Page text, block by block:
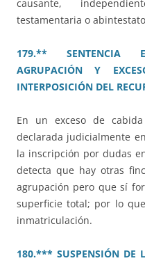
causante,
testamentaria o
179.** SENTENCIA
AGRUPACIÓN Y
INTERPOSICIÓN DEL
En un exceso de
declarada judicialmente
la inscripción por dudas
detecta que hay otras
agrupación pero que sí
superficie total; por lo
inmatriculación.
180.*** SUSPENSIÓN DE